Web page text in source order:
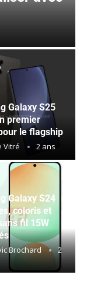
Galaxy S25
premier
le flagship
Vitré 2 ans
Galaxy S24
coloris et
fil 15W
Brochard
2